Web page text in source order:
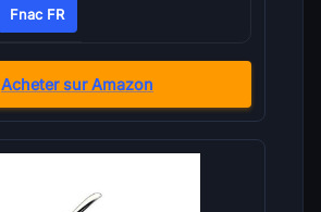
Fnac FR
Acheter sur Amazon